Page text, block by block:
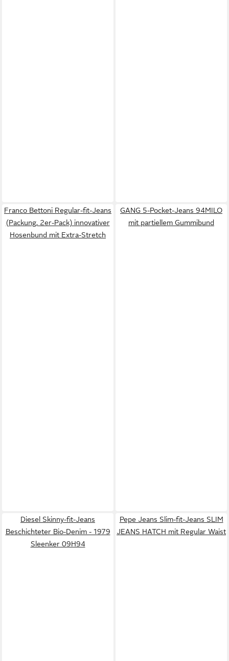
Franco Bettoni Regular-fit-Jeans
(Packung, 2er-Pack) innovativer
Hosenbund mit Extra-Stretch
GANG 5-Pocket-Jeans 94MILO
mit partiellem Gummibund
Diesel Skinny-fit-Jeans
Beschichteter Bio-Denim - 1979
Sleenker 09H94
Pepe Jeans Slim-fit-Jeans SLIM
JEANS HATCH mit Regular Waist